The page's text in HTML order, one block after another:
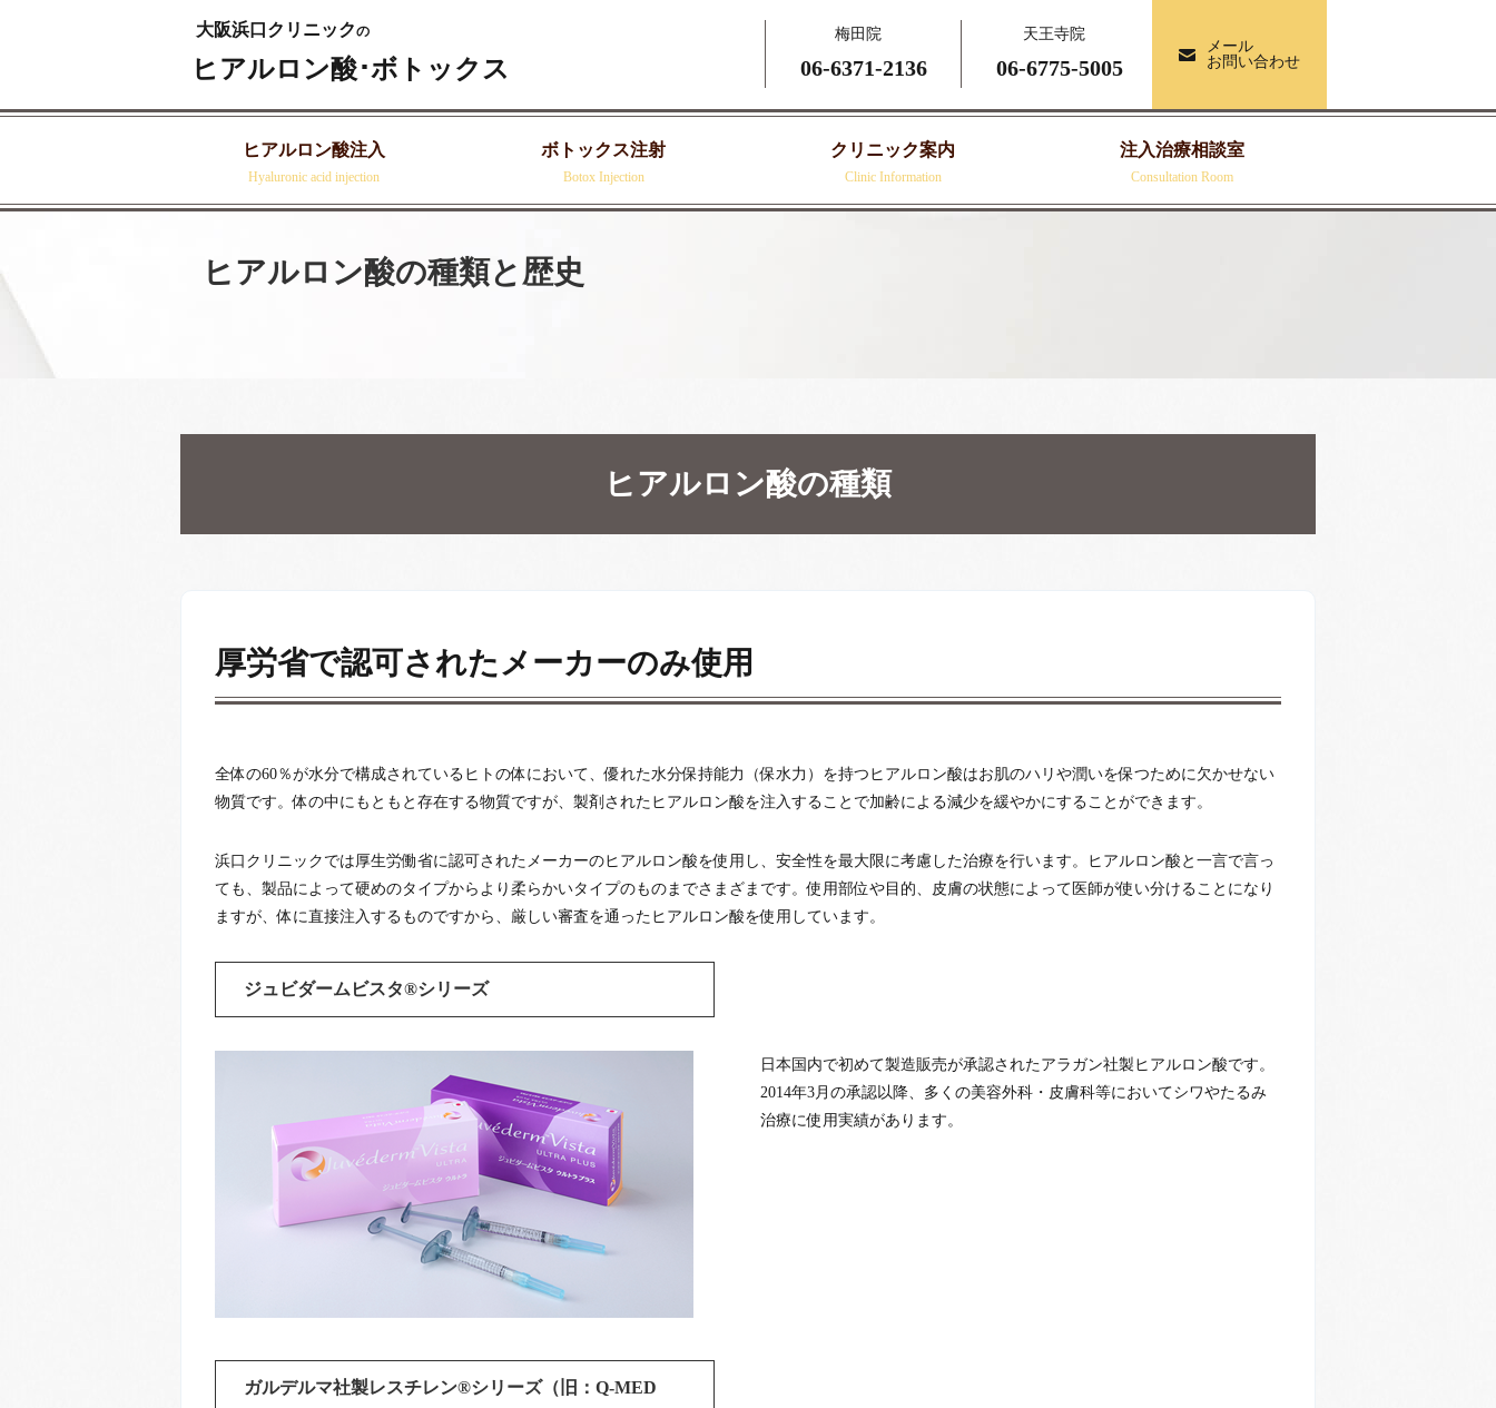
大阪浜口クリニックの
ヒアルロン酸･ボトックス
梅田院
06-6371-2136
天王寺院
06-6775-5005
メール
お問い合わせ
ヒアルロン酸注入
Hyaluronic acid injection
ボトックス注射
Botox Injection
クリニック案内
Clinic Information
注入治療相談室
Consultation Room
ヒアルロン酸の種類と歴史
ヒアルロン酸の種類
厚労省で認可されたメーカーのみ使用
全体の60％が水分で構成されているヒトの体において、優れた水分保持能力（保水力）を持つヒアルロン酸はお肌のハリや潤いを保つために欠かせない
物質です。体の中にもともと存在する物質ですが、製剤されたヒアルロン酸を注入することで加齢による減少を緩やかにすることができます。
浜口クリニックでは厚生労働省に認可されたメーカーのヒアルロン酸を使用し、安全性を最大限に考慮した治療を行います。ヒアルロン酸と一言で言っ
ても、製品によって硬めのタイプからより柔らかいタイプのものまでさまざまです。使用部位や目的、皮膚の状態によって医師が使い分けることになり
ますが、体に直接注入するものですから、厳しい審査を通ったヒアルロン酸を使用しています。
ジュビダームビスタ®シリーズ
日本国内で初めて製造販売が承認されたアラガン社製ヒアルロン酸です。
2014年3月の承認以降、多くの美容外科・皮膚科等においてシワやたるみ
治療に使用実績があります。
ガルデルマ社製レスチレン®シリーズ（旧：Q-MED